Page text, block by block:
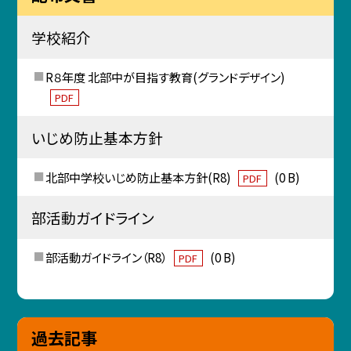
学校紹介
R８年度 北部中が目指す教育(グランドデザイン)
PDF
いじめ防止基本方針
北部中学校いじめ防止基本方針(R8) PDF (0 B)
部活動ガイドライン
部活動ガイドライン（R8） PDF (0 B)
過去記事